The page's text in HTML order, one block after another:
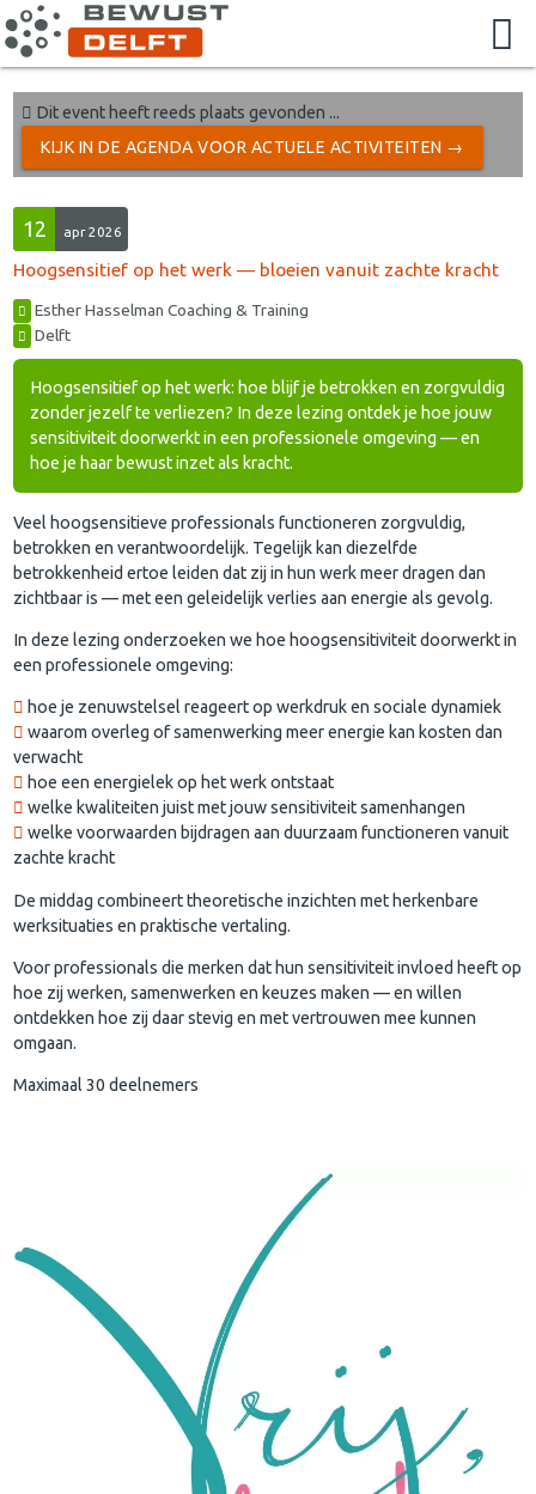
Dit event heeft reeds plaats gevonden ...
KIJK IN DE AGENDA VOOR ACTUELE ACTIVITEITEN →
12 apr 2026
Hoogsensitief op het werk — bloeien vanuit zachte kracht
Esther Hasselman Coaching & Training
Delft
Hoogsensitief op het werk: hoe blijf je betrokken en zorgvuldig
zonder jezelf te verliezen? In deze lezing ontdek je hoe jouw
sensitiviteit doorwerkt in een professionele omgeving — en
hoe je haar bewust inzet als kracht.
Veel hoogsensitieve professionals functioneren zorgvuldig,
betrokken en verantwoordelijk. Tegelijk kan diezelfde
betrokkenheid ertoe leiden dat zij in hun werk meer dragen dan
zichtbaar is — met een geleidelijk verlies aan energie als gevolg.
In deze lezing onderzoeken we hoe hoogsensitiviteit doorwerkt in
een professionele omgeving:
hoe je zenuwstelsel reageert op werkdruk en sociale dynamiek
waarom overleg of samenwerking meer energie kan kosten dan
verwacht
hoe een energielek op het werk ontstaat
welke kwaliteiten juist met jouw sensitiviteit samenhangen
welke voorwaarden bijdragen aan duurzaam functioneren vanuit
zachte kracht
De middag combineert theoretische inzichten met herkenbare
werksituaties en praktische vertaling.
Voor professionals die merken dat hun sensitiviteit invloed heeft op
hoe zij werken, samenwerken en keuzes maken — en willen
ontdekken hoe zij daar stevig en met vertrouwen mee kunnen
omgaan.
Maximaal 30 deelnemers